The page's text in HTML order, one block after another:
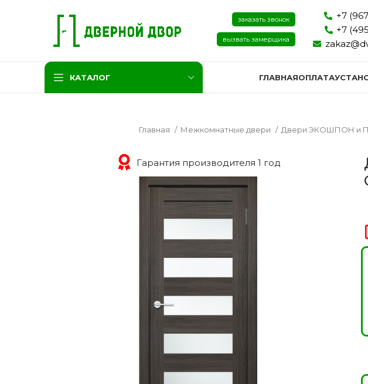
заказать звонок
вызвать замерщика
+7
+7
КАТАЛОГ ГЛАВНАЯОПЛАТА
Главная Межкомнатные двери Двери ЭКОШПОН и
Гарантия производителя 1 год